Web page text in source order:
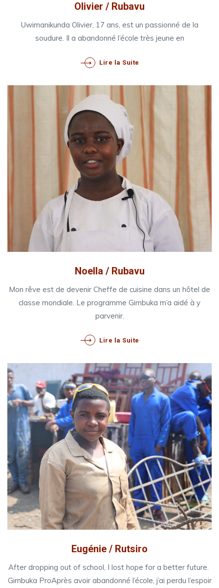
Olivier / Rubavu
Uwimanikunda Olivier, 17 ans, est un passionné de la
soudure. Il a abandonné l’école très jeune en
Lire la Suite
Noella / Rubavu
Mon rêve est de devenir Cheffe de cuisine dans un hôtel de
classe mondiale. Le programme Gimbuka m’a aidé à y
parvenir.
Lire la Suite
Eugénie / Rutsiro
After dropping out of school, I lost hope for a better future.
Gimbuka ProAprès avoir abandonné l’école, j’ai perdu l’espoir